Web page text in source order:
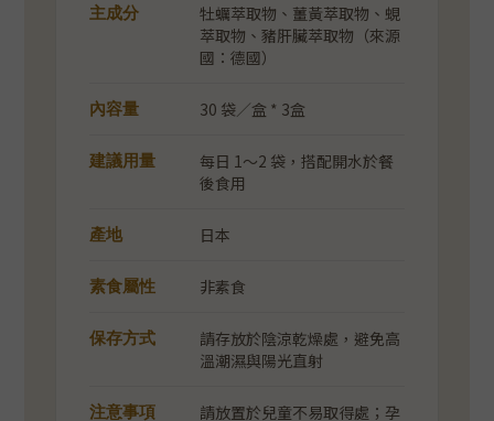
主成分
牡蠣萃取物、薑黃萃取物、蜆
萃取物、豬肝臟萃取物（來源
國：德國）
內容量 30 袋／盒 * 3盒
建議用量
每日 1～2 袋，搭配開水於餐
後食用
產地 日本
素食屬性 非素食
保存方式
請存放於陰涼乾燥處，避免高
溫潮濕與陽光直射
注意事項
請放置於兒童不易取得處；孕